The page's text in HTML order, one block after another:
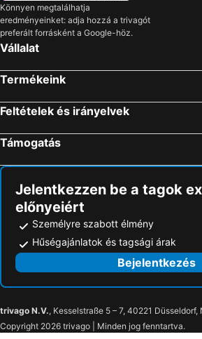
Könnyen megtalálhatja
eredményeinket: adja hozzá a trivagót
preferált forrásként a Google-höz.
Vállalat
Termékeink
Feltételek és irányelvek
Támogatás
Jelentkezzen be a tagok
előnyeiért
Személyre szabott élmény
Hűségajánlatok és tagsági árak
Bejelentkezés
trivago N.V., Kesselstraße 5 – 7, 40221 Düsseldorf,
Copyright 2026 trivago | Minden jog fenntartva.